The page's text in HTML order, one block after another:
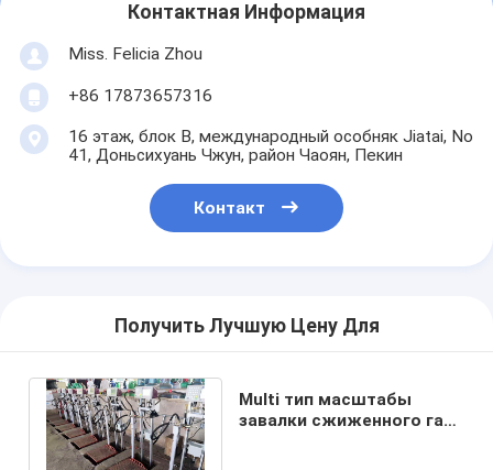
Контактная Информация
Miss. Felicia Zhou
+86 17873657316
16 этаж, блок B, международный особняк Jiatai, No
41, Доньсихуань Чжун, район Чаоян, Пекин
Контакт
Получить Лучшую Цену Для
Multi тип масштабы
завалки сжиженного газа